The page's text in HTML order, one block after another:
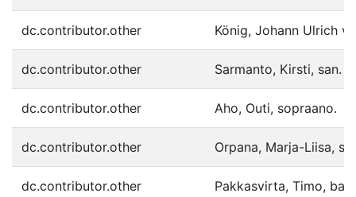
dc.contributor.other König, Johann Ulrich
dc.contributor.other Sarmanto, Kirsti, san.
dc.contributor.other Aho, Outi, sopraano.
dc.contributor.other Orpana, Marja-Liisa,
dc.contributor.other Pakkasvirta, Timo,